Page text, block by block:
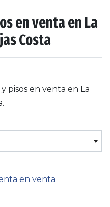
en venta en La
Costa
pisos en venta en La
en venta